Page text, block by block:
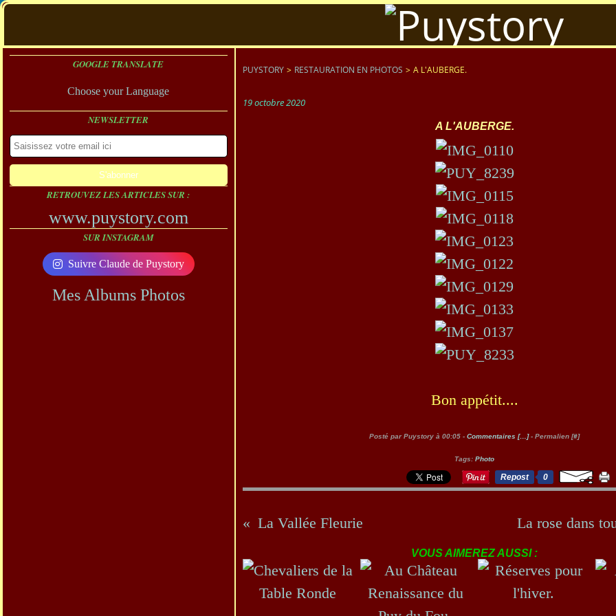
GOOGLE TRANSLATE
Choose your Language
NEWSLETTER
RETROUVEZ LES ARTICLES SUR :
www.puystory.com
SUR INSTAGRAM
Suivre Claude de Puystory
Mes Albums Photos
PUYSTORY > RESTAURATION EN PHOTOS > A L'AUBERGE.
19 octobre 2020
A L'AUBERGE.
Bon appétit....
Posté par Puystory à 00:05 - Commentaires [… ]- Permalien [#]
Tags: Photo
Repost 0
La Vallée Fleurie La rose dans
VOUS AIMEREZ AUSSI :